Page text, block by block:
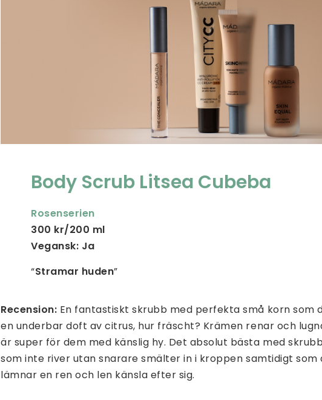
Body Scrub Litsea Cubeba
Rosenserien
300 kr/200 ml
Vegansk: Ja
“Stramar huden”
Recension: En fantastiskt skrubb med perfekta små korn som
en underbar doft av citrus, hur fräscht? Krämen renar och
är super för dem med känslig hy. Det absolut bästa med
som inte river utan snarare smälter in i kroppen samtidigt som
lämnar en ren och len känsla efter sig.